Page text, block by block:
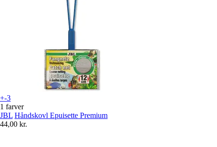
+-3
1 farver
JBL Håndskovl Epuisette Premium
44,00 kr.